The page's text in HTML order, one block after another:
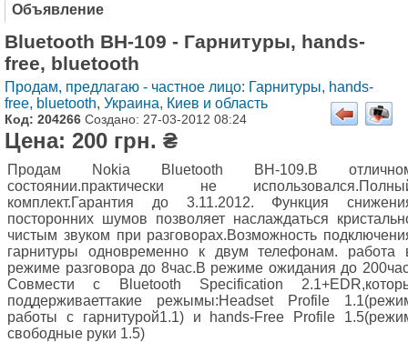
Объявление
Bluetooth BH-109 - Гарнитуры, hands-
free, bluetooth
Продам, предлагаю - частное лицо: Гарнитуры, hands-
free, bluetooth, Украина, Киев и область
Код: 204266 Создано: 27-03-2012 08:24
Цена: 200 грн. ₴
Продам Nokia Bluetooth BH-109.В
состоянии.практически не
комплект.Гарантия до 3.11.2012. Функция
посторонних шумов позволяет наслаждаться
чистым звуком при разговорах.Возможность
гарнитуры одновременно к двум телефонам. работа
режиме разговора до 8час.В режиме ожидания до
Совмести с Bluetooth Specification
поддерживаеттакие режымы:Headset Profile
работы с гарнитурой1.1) и hands-Free Profile
свободные руки 1.5)